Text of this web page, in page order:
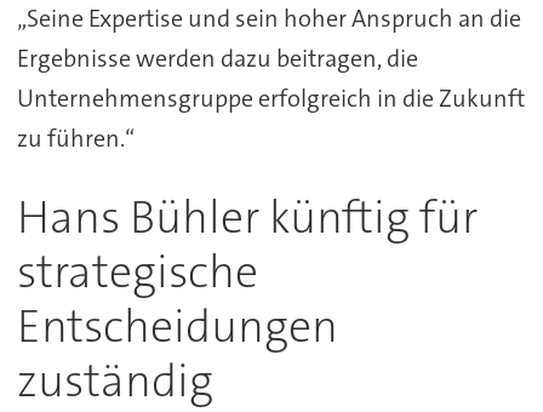
„Seine Expertise und sein hoher Anspruch an die
Ergebnisse werden dazu beitragen, die
Unternehmensgruppe erfolgreich in die Zukunft
zu führen.“
Hans Bühler künftig für
strategische
Entscheidungen
zuständig